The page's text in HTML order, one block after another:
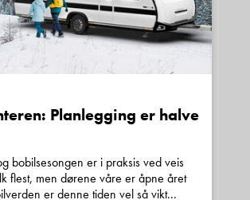
Planlegging er halve
bobilsesongen er i praksis ved veis
flest, men dørene våre er åpne året
er denne tiden vel så vikt...